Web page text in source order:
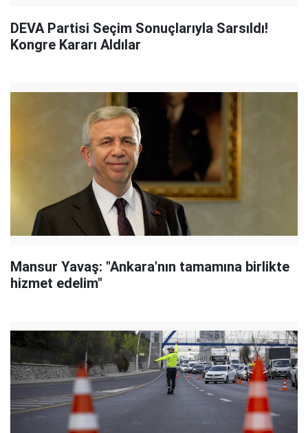
DEVA Partisi Seçim Sonuçlarıyla Sarsıldı!
Kongre Kararı Aldılar
Mansur Yavaş: "Ankara'nın tamamına birlikte
hizmet edelim"